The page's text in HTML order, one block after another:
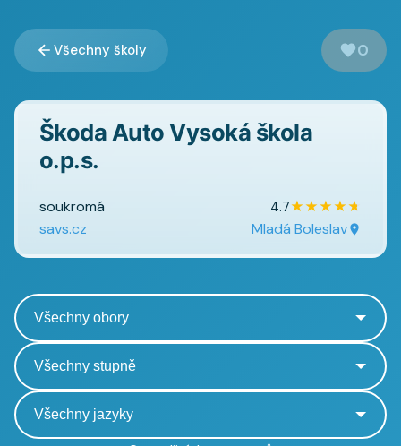
Všechny školy 0
Škoda Auto Vysoká škola
o.p.s.
soukromá 4.7★★★★★
savs.cz Mladá Boleslav